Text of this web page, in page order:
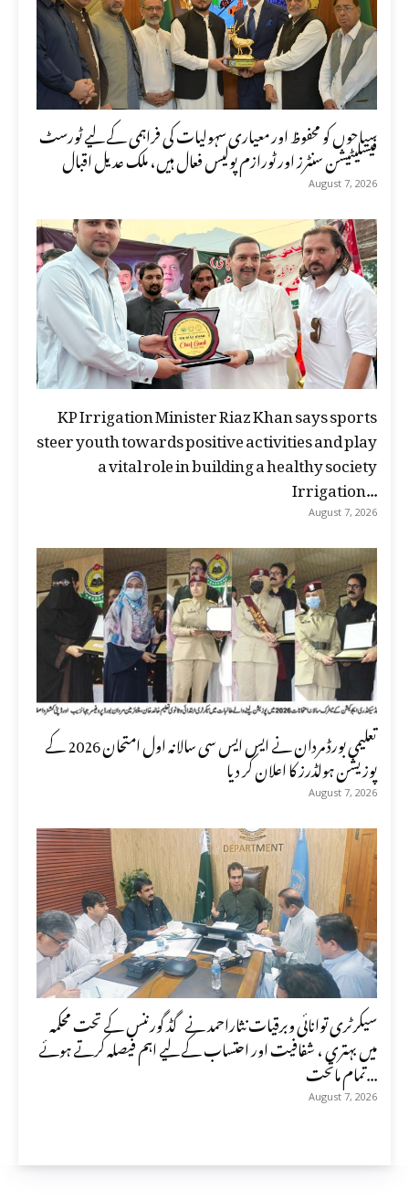
سیاحوں کو محفوظ اور معیاری سہولیات کی فراہمی کے لیے ٹورسٹ
فیسلیٹیشن سنٹرز اور ٹورازم پولیس فعال ہیں، ملک عدیل اقبال
August 7, 2026
KP Irrigation Minister Riaz Khan says sports
steer youth towards positive activities and play
a vital role in building a healthy society
Irrigation...
August 7, 2026
تعلیمی بورڈ مردان نے ایس ایس سی سالانہ اول امتحان 2026 کے
پوزیشن ہولڈرز کا اعلان کر دیا
August 7, 2026
سیکرٹری توانائی وبرقیات نثاراحمد نے گڈ گورننس کے تحت محکمہ
میں بہتری ، شفافیت اور احتساب کے لیے اہم فیصلہ کرتے ہوئے
تمام ماتحت...
August 7, 2026